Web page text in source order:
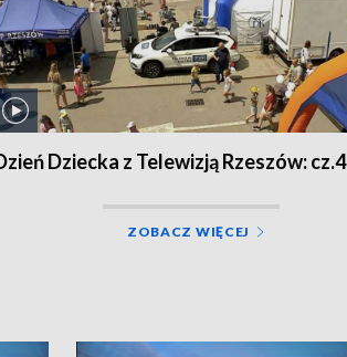
Dziecka z Telewizją Rzeszów: cz.4
ZOBACZ WIĘCEJ